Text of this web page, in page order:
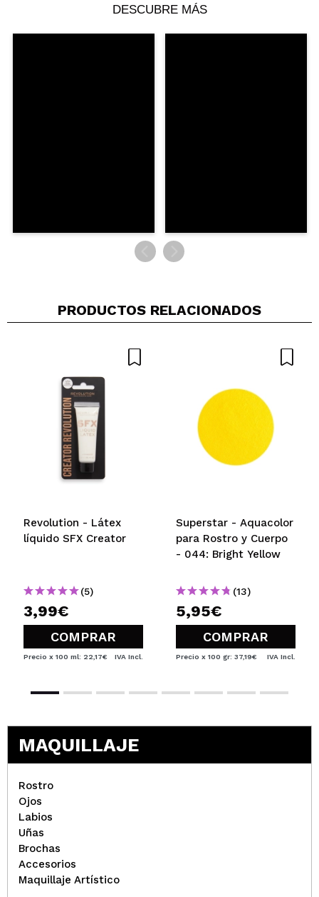
DESCUBRE MÁS
PRODUCTOS RELACIONADOS
Revolution - Látex
líquido SFX Creator
(5)
3,99€
COMPRAR
Precio x 100 ml: 22,17€ IVA Incl.
Superstar - Aquacolor
para Rostro y Cuerpo
- 044: Bright Yellow
(13)
5,95€
COMPRAR
Precio x 100 gr: 37,19€ IVA Incl.
MAQUILLAJE
Rostro
Ojos
Labios
Uñas
Brochas
Accesorios
Maquillaje Artístico